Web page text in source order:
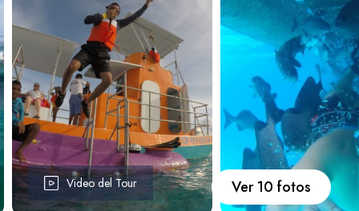
Carros Ayuda
Guía de turismo Nosotros
Video del Tour Ver 10 fotos